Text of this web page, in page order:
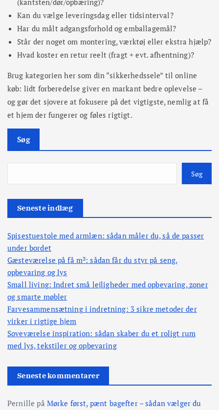
(kantsten/dør/opbæring)?
Kan du vælge leveringsdag eller tidsinterval?
Har du målt adgangsforhold og emballagemål?
Står der noget om montering, værktøj eller ekstra hjælp?
Hvad koster en retur reelt (fragt + evt. afhentning)?
Brug kategorien her som din “sikkerhedssele” til online
køb: lidt forberedelse giver en markant bedre oplevelse –
og gør det sjovere at fokusere på det vigtigste, nemlig at få
et hjem der fungerer og føles rigtigt.
Søg
Søg
Seneste indlæg
Spisestuestole med armlæn: sådan måler du, så de passer
under bordet
Gæsteværelse på få m²: sådan får du styr på seng,
opbevaring og lys
Small living: Indret små lejligheder med opbevaring, zoner
og smarte møbler
Farvesammensætning i indretning: 3 sikre metoder der
virker i rigtige hjem
Soveværelse inspiration: sådan skaber du et roligt rum
med lys, tekstiler og opbevaring
Seneste kommentarer
Pernille på Mørke først, pænt bagefter – sådan vælger du